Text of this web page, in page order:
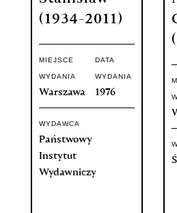
(1934-2011)
MIEJSCE
WYDANIA
Warszawa
DATA
WYDANIA
1976
WYDAWCA
Państwowy
Instytut
Wydawniczy